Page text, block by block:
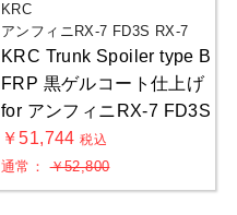
KRC
アンフィニRX-7 FD3S RX-7
KRC Trunk Spoiler type B
FRP 黒ゲルコート仕上げ
for アンフィニRX-7 FD3S
￥51,744税込
通常：￥52,800